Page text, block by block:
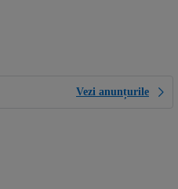
Vezi anunțurile